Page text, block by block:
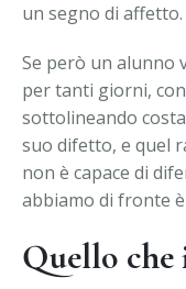
un segno di affetto.
Se però un alunno
per tanti giorni,
sottolineando
suo difetto, e quel
non è capace di
abbiamo di fronte
Quello